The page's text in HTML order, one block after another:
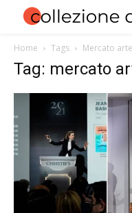
Home Tags Mercato
Tag: mercato